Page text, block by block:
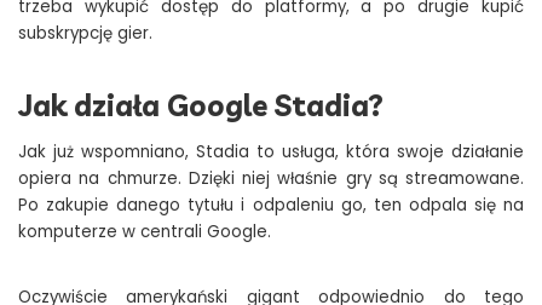
trzeba wykupić dostęp do platformy, a po drugie kupić
subskrypcję gier.
Jak działa Google Stadia?
Jak już wspomniano, Stadia to usługa, która swoje działanie
opiera na chmurze. Dzięki niej właśnie gry są streamowane.
Po zakupie danego tytułu i odpaleniu go, ten odpala się na
komputerze w centrali Google.
Oczywiście amerykański gigant odpowiednio do tego